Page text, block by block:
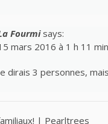
Fourmi says:
mars 2016 à 1 h 11 min
dirais 3 personnes,
| Pearltrees